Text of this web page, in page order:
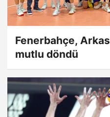
Fenerbahçe,
mutlu döndü